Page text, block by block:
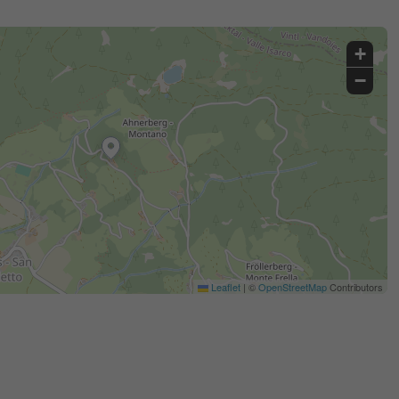
+
−
Leaflet | ©OpenStreetMapContributors